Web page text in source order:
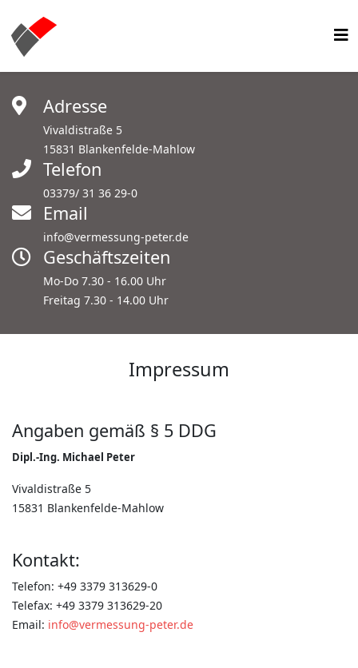
Adresse
Vivaldistraße 5
15831 Blankenfelde-Mahlow
Telefon
03379/ 31 36 29-0
Email
info@vermessung-peter.de
Geschäftszeiten
Mo-Do 7.30 - 16.00 Uhr
Freitag 7.30 - 14.00 Uhr
Impressum
Angaben gemäß § 5 DDG
Dipl.-Ing. Michael Peter
Vivaldistraße 5
15831 Blankenfelde-Mahlow
Kontakt:
Telefon: +49 3379 313629-0
Telefax: +49 3379 313629-20
Email: info@vermessung-peter.de